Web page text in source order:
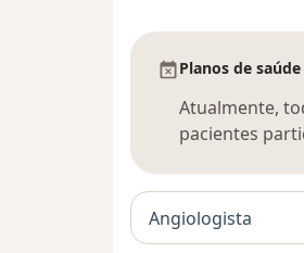
Planos de
Atualmente,
pacientes
Angiologista